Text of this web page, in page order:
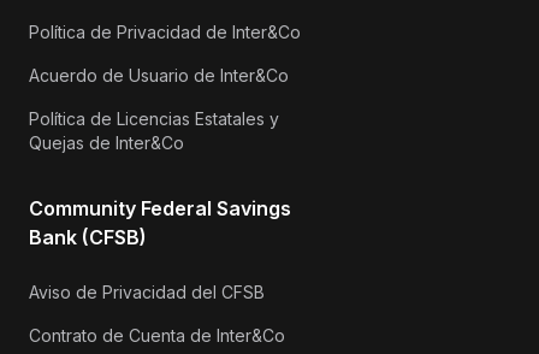
Política de Privacidad de Inter&Co
Acuerdo de Usuario de Inter&Co
Política de Licencias Estatales y
Quejas de Inter&Co
Community Federal Savings
Bank (CFSB)
Aviso de Privacidad del CFSB
Contrato de Cuenta de Inter&Co